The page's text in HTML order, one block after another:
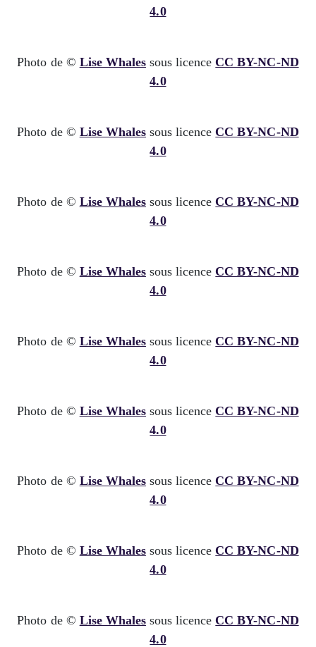
4.0
Photo de © Lise Whalessous licence CC BY-NC-ND
4.0
Photo de © Lise Whalessous licence CC BY-NC-ND
4.0
Photo de © Lise Whalessous licence CC BY-NC-ND
4.0
Photo de © Lise Whalessous licence CC BY-NC-ND
4.0
Photo de © Lise Whalessous licence CC BY-NC-ND
4.0
Photo de © Lise Whalessous licence CC BY-NC-ND
4.0
Photo de © Lise Whalessous licence CC BY-NC-ND
4.0
Photo de © Lise Whalessous licence CC BY-NC-ND
4.0
Photo de © Lise Whalessous licence CC BY-NC-ND
4.0